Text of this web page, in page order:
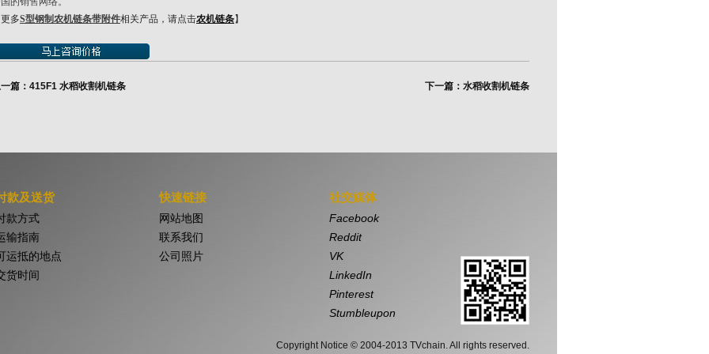
多S型钢制农机链条带附件相关产品，请点击农机链条】
篇：415F1 水稻收割机链条 下一篇：水稻收割机链条
款及送货
款方式
输指南
运抵的地点
货时间
快速链接
网站地图
联系我们
公司照片
社交媒体
Facebook
Reddit
VK
LinkedIn
Pinterest
Stumbleupon
Copyright Notice © 2004-2013 TVchain. All rights reserved.